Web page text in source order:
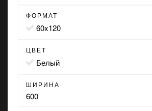
ФОРМАТ
60x120
ЦВЕТ
белый
ШИРИНА
600